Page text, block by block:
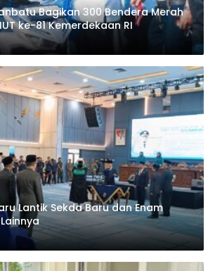
Bagikan 300 Bendera Merah
ke-81 Kemerdekaan RI